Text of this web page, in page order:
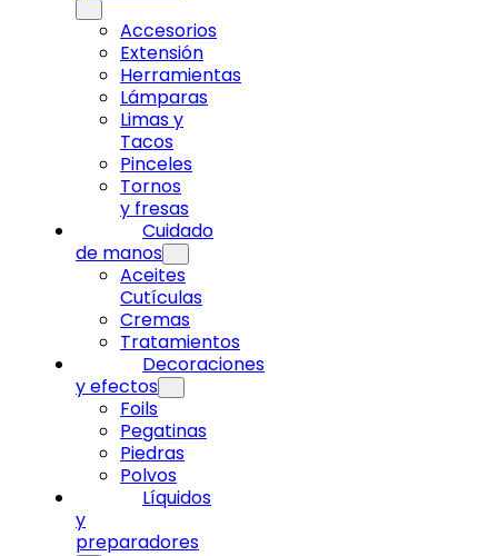
Accesorios
Extensión
Herramientas
Lámparas
Limas y
Tacos
Pinceles
Tornos
y fresas
Cuidado
de manos
Aceites
Cutículas
Cremas
Tratamientos
Decoraciones
y efectos
Foils
Pegatinas
Piedras
Polvos
Líquidos
y
preparadores